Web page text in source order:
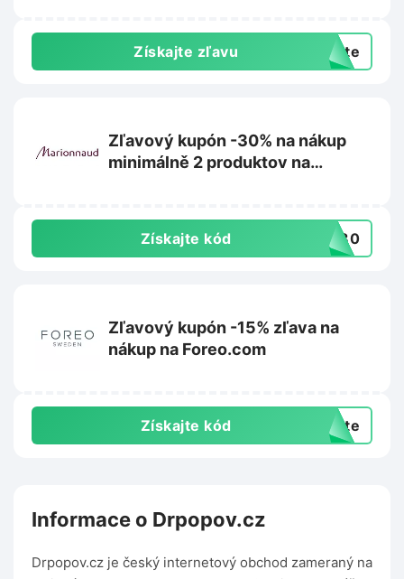
Získajte zľavu exte
Zľavový kupón -30% na nákup
minimálně 2 produktov na
Získajte kód VE30
Zľavový kupón -15% zľava na
nákup na Foreo.com
Získajte kód exte
Informace o Drpopov.cz
Drpopov.cz je český internetový obchod zameraný na